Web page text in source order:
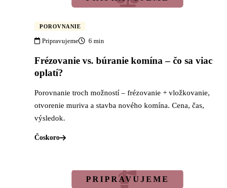
POROVNANIE
Pripravujeme 6 min
Frézovanie vs. búranie komína – čo sa viac
oplatí?
Porovnanie troch možností – frézovanie + vložkovanie,
otvorenie muriva a stavba nového komína. Cena, čas,
výsledok.
Čoskoro